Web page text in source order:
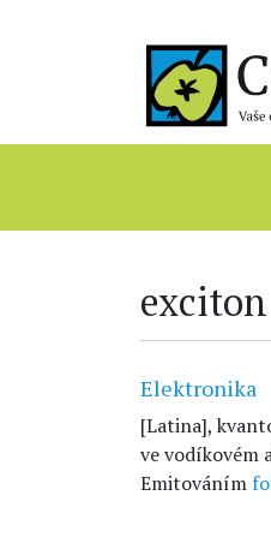
exciton
Elektronika
[Latina],
ve vodíkovém
Emitováním